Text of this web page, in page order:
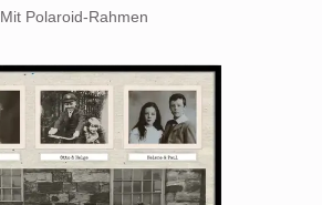
Mit Polaroid-Rahmen